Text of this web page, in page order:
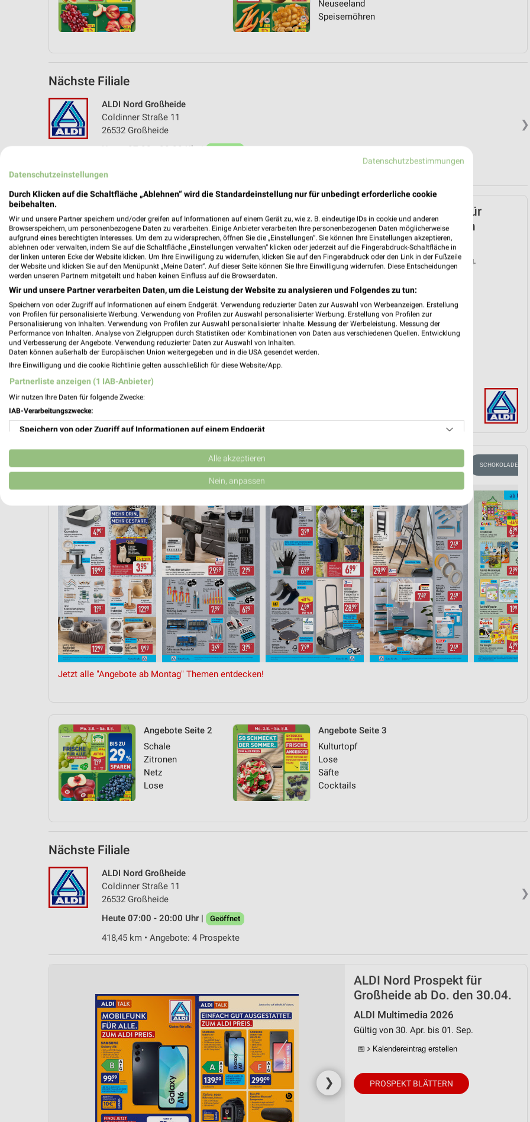
Neuseeland
Speisemöhren
Nächste Filiale
❯
ALDI Nord Großheide
Coldinner Straße 11
26532 Großheide
Heute 07:00 - 20:00 Uhr | Geöffnet
❯
ALDI Nord Prospekt für
Großheide ab Mo. den
03.08.
Gültig von 03. Aug. bis 08. Aug.
PROSPEKT BLÄTTERN
AKTIONEN, RABATTE & GUTSCHEINE SCHOKOLADE &
Jetzt alle "Angebote ab Montag" Themen entdecken!
Angebote Seite 2
Schale
Zitronen
Netz
Lose
Angebote Seite 3
Kulturtopf
Lose
Säfte
Cocktails
Nächste Filiale
❯
ALDI Nord Großheide
Coldinner Straße 11
26532 Großheide
Heute 07:00 - 20:00 Uhr |
Geöffnet
418,45 km • Angebote: 4 Prospekte
❯
ALDI Nord Prospekt für
Großheide ab Do. den 30.04.
ALDI Multimedia 2026
Gültig von 30. Apr. bis 01. Sep.
📅 Kalendereintrag erstellen
PROSPEKT BLÄTTERN
Datenschutzbestimmungen
Datenschutzeinstellungen
Durch Klicken auf die Schaltfläche „Ablehnen“ wird die Standardeinstellung nur für unbedingt erforderliche cookie
beibehalten.
Wir und unsere Partner speichern und/oder greifen auf Informationen auf einem Gerät zu, wie z. B. eindeutige IDs in cookie und anderen
Browserspeichern, um personenbezogene Daten zu verarbeiten. Einige Anbieter verarbeiten Ihre personenbezogenen Daten möglicherweise
aufgrund eines berechtigten Interesses. Um dem zu widersprechen, öffnen Sie die „Einstellungen“. Sie können Ihre Einstellungen akzeptieren,
ablehnen oder verwalten, indem Sie auf die Schaltfläche „Einstellungen verwalten“ klicken oder jederzeit auf die Fingerabdruck-Schaltfläche in
der linken unteren Ecke der Website klicken. Um Ihre Einwilligung zu widerrufen, klicken Sie auf den Fingerabdruck oder den Link in der Fußzeile
der Website und klicken Sie auf den Menüpunkt „Meine Daten“. Auf dieser Seite können Sie Ihre Einwilligung widerrufen. Diese Entscheidungen
werden unseren Partnern mitgeteilt und haben keinen Einfluss auf die Browserdaten.
Wir und unsere Partner verarbeiten Daten, um die Leistung der Website zu analysieren und Folgendes zu tun:
Speichern von oder Zugriff auf Informationen auf einem Endgerät. Verwendung reduzierter Daten zur Auswahl von Werbeanzeigen. Erstellung
von Profilen für personalisierte Werbung. Verwendung von Profilen zur Auswahl personalisierter Werbung. Erstellung von Profilen zur
Personalisierung von Inhalten. Verwendung von Profilen zur Auswahl personalisierter Inhalte. Messung der Werbeleistung. Messung der
Performance von Inhalten. Analyse von Zielgruppen durch Statistiken oder Kombinationen von Daten aus verschiedenen Quellen. Entwicklung
und Verbesserung der Angebote. Verwendung reduzierter Daten zur Auswahl von Inhalten.
Daten können außerhalb der Europäischen Union weitergegeben und in die USA gesendet werden.
Ihre Einwilligung und die cookie Richtlinie gelten ausschließlich für diese Website/App.
Partnerliste anzeigen (1 IAB-Anbieter)
Wir nutzen Ihre Daten für folgende Zwecke:
IAB-Verarbeitungszwecke:
Speichern von oder Zugriff auf Informationen auf einem Endgerät
Verwendung reduzierter Daten zur Auswahl von Werbeanzeigen
Erstellung von Profilen für personalisierte Werbung
Erstellung von Profilen zur Personalisierung von Inhalten
Verwendung von Profilen zur Auswahl personalisierter Inhalte
Messung der Werbeleistung
Messung der Performance von Inhalten
Analyse von Zielgruppen durch Statistiken oder Kombinationen von Daten aus verschiedenen
Entwicklung und Verbesserung der Angebote
Verwendung reduzierter Daten zur Auswahl von Inhalten
Geräte anhand von aktiv angeforderten Informationen identifizieren
Nicht-IAB-Verarbeitungszwecke:
Werbung
Alle akzeptieren
Nein, anpassen